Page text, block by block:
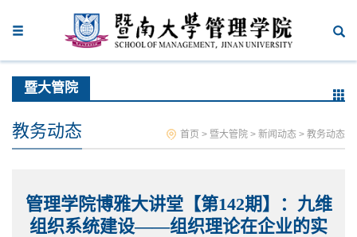
暨大管院
教务动态 首页 > 暨大管院 > 新闻动态 > 教务动态
管理学院博雅大讲堂【第142期】：九维
组织系统建设——组织理论在企业的实